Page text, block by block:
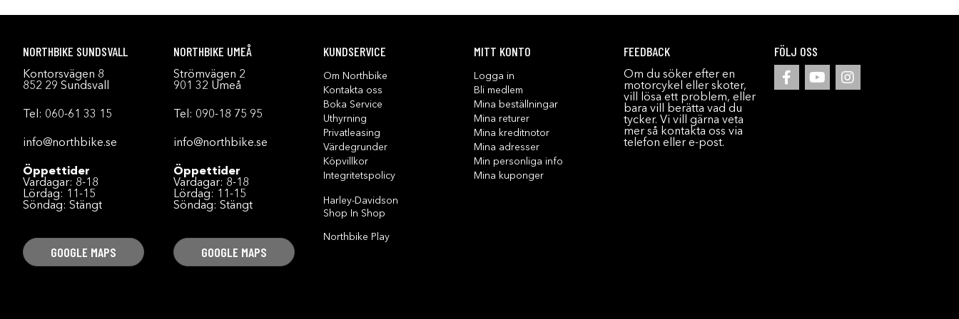
NORTHBIKE SUNDSVALL
Kontorsvägen 8
852 29 Sundsvall
Tel: 060-61 33 15
info@northbike.se
Öppettider
Vardagar: 8-18
Lördag: 11-15
Söndag: Stängt
GOOGLE MAPS
NORTHBIKE UMEÅ
Strömvägen 2
901 32 Umeå
Tel: 090-18 75 95
info@northbike.se
Öppettider
Vardagar: 8-18
Lördag: 11-15
Söndag: Stängt
GOOGLE MAPS
KUNDSERVICE
Om Northbike
Kontakta oss
Boka Service
Uthyrning
Privatleasing
Värdegrunder
Köpvillkor
Integritetspolicy
Harley-Davidson
Shop In Shop
Northbike Play
MITT KONTO
Logga in
Bli medlem
Mina beställningar
Mina returer
Mina kreditnotor
Mina adresser
Min personliga info
Mina kuponger
FEEDBACK
Om du söker efter en
motorcykel eller skoter,
vill lösa ett problem, eller
bara vill berätta vad du
tycker. Vi vill gärna veta
mer så kontakta oss via
telefon eller e-post.
FÖLJ OSS